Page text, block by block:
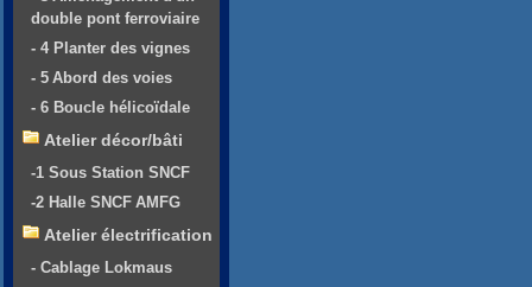
double pont ferroviaire
- 4 Planter des vignes
- 5 Abord des voies
- 6 Boucle hélicoïdale
Atelier décor/bâti
-1 Sous Station SNCF
-2 Halle SNCF AMFG
Atelier électrification
- Cablage Lokmaus